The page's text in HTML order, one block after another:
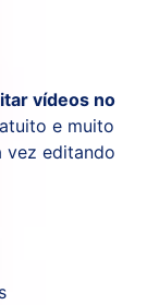
vídeos no
e muito
vez editando